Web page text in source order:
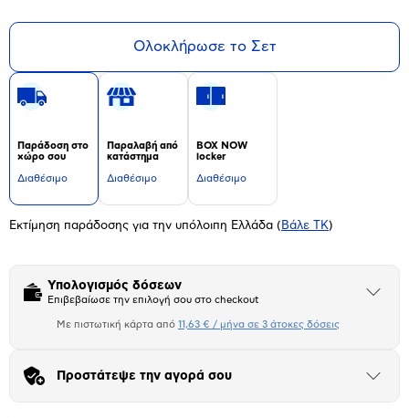
Ολοκλήρωσε το Σετ
Παράδοση στο
χώρο σου
Διαθέσιμο
Παραλαβή από
κατάστημα
Διαθέσιμο
BOX NOW
locker
Διαθέσιμο
Εκτίμηση παράδοσης για την υπόλοιπη Ελλάδα ( Βάλε ΤΚ)
Υπολογισμός δόσεων
Επιβεβαίωσε την επιλογή σου στο checkout
Άνοιξε
Αριθμός δόσεων Ποσό/Μήνα
Με πιστωτική κάρτα από 11,63 € / μήνα σε 3 άτοκες δόσεις
Προστάτεψε την αγορά σου
Άνοιξε